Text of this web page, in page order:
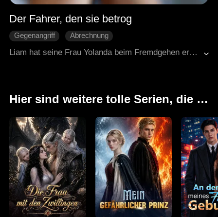
Der Fahrer, den sie betrog
Gegenangriff
Abrechnung
Moderne Stadtgeschichten
Liam hat seine Frau Yolanda beim Fremdgehen erwischt. Yolanda hat ihn nicht respektiert, weil er nur als Fahrer gearbeitet hat. Sie wusste nicht, dass er eigentlich Erbe von einem großen Konzern ist. Das war nur ein Test, und jetzt ist Schluss mit Verstecken. Sie haben ihn verarscht, verpetzt und sogar Schläger auf ihn gehetzt. Aber Liam hat sie alle erledigt. Aikin, der Unterwelt-Boss, hat ihm Treue geschworen, weil Liam ihm mal das Leben gerettet hat. Einer nach dem anderen wurde besiegt: seine Frau, ihr Lover, die fiese Cousine und alle, die über ihn gelacht haben. Yolanda hat um Vergebung gebettelt, aber Liam war schon weiter. Er hat damit für immer abgeschlossen.
Hier sind weitere tolle Serien, die Ihnen gefallen könnten